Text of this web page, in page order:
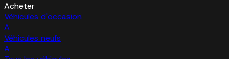
Acheter
Véhicules d'occasion
A
Véhicules neufs
A